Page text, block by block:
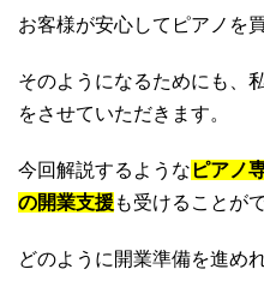
お客様が安心してピアノを
そのようになるためにも、
をさせていただきます。
今回解説するような ピアノ
の開業支援も受けることが
どのように開業準備を進め